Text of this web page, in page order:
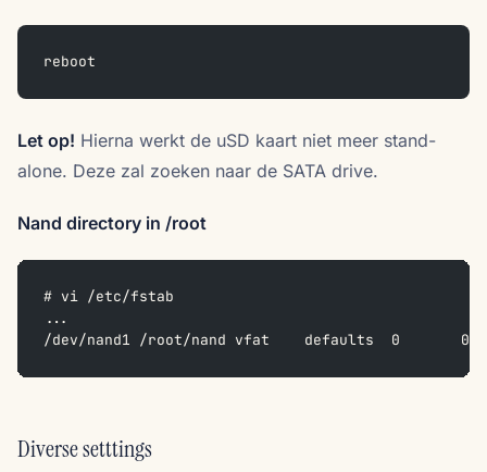
reboot
Let op! Hierna werkt de uSD kaart niet meer stand-
alone. Deze zal zoeken naar de SATA drive.
Nand directory in /root
# vi /etc/fstab
...
/dev/nand1 /root/nand vfat    defaults  0       0
Diverse setttings